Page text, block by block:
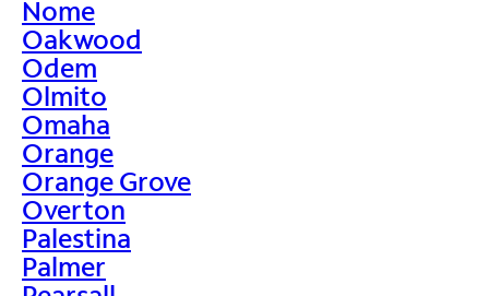
Nome
Oakwood
Odem
Olmito
Omaha
Orange
Orange Grove
Overton
Palestina
Palmer